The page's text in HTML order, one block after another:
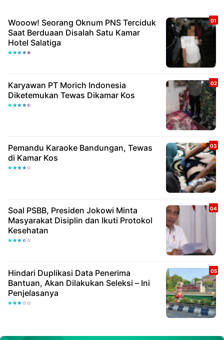
Wooow! Seorang Oknum PNS Terciduk
Saat Berduaan Disalah Satu Kamar
Hotel Salatiga
Karyawan PT Morich Indonesia
Diketemukan Tewas Dikamar Kos
Pemandu Karaoke Bandungan, Tewas
di Kamar Kos
Soal PSBB, Presiden Jokowi Minta
Masyarakat Disiplin dan Ikuti Protokol
Kesehatan
Hindari Duplikasi Data Penerima
Bantuan, Akan Dilakukan Seleksi – Ini
Penjelasanya